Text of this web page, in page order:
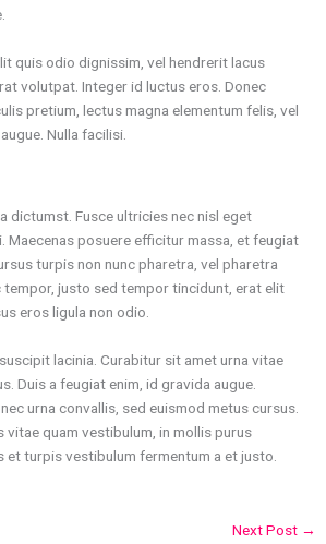
quis odio dignissim, vel hendrerit lacus
volutpat. Integer id luctus eros. Donec
pretium, lectus magna elementum felis, vel
Nulla facilisi.
dictumst. Fusce ultricies nec nisl eget
Maecenas posuere efficitur massa, et feugiat
turpis non nunc pharetra, vel pharetra
justo sed tempor tincidunt, erat elit
eros ligula non odio.
lacinia. Curabitur sit amet urna vitae
Duis a feugiat enim, id gravida augue.
urna convallis, sed euismod metus cursus.
quam vestibulum, in mollis purus
et turpis vestibulum fermentum a et justo.
Next Post →